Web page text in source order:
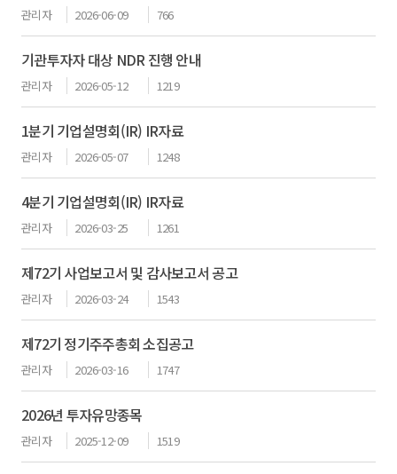
관리자 2026-06-09 766
기관투자자 대상 NDR 진행 안내
관리자 2026-05-12 1219
1분기 기업설명회(IR) IR자료
관리자 2026-05-07 1248
4분기 기업설명회(IR) IR자료
관리자 2026-03-25 1261
제72기 사업보고서 및 감사보고서 공고
관리자 2026-03-24 1543
제72기 정기주주총회 소집공고
관리자 2026-03-16 1747
2026년 투자유망종목
관리자 2025-12-09 1519